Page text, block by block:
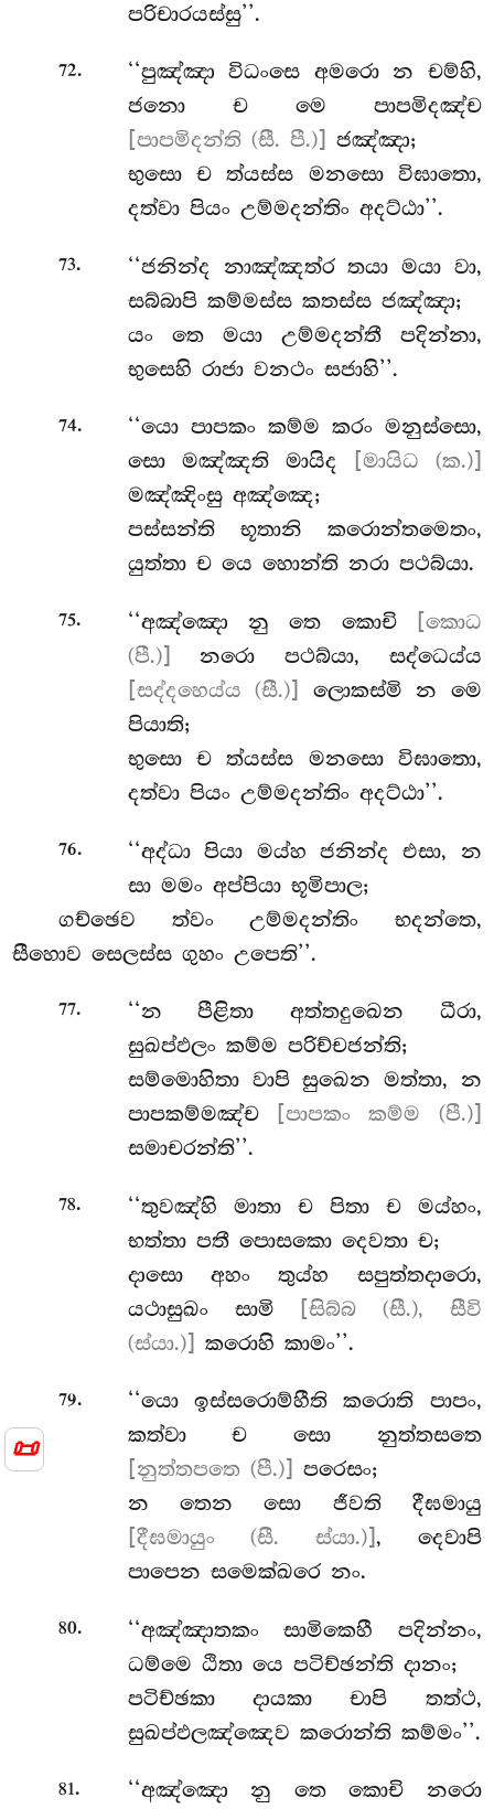
📜
පරිචාරයස්සු’’.
72.
‘‘පුඤ්ඤා විධංසෙ අමරො න චම්හි,
ජනො ච මෙ පාපමිදඤ්ච
[පාපමිදන්ති (සී. පී.)]
ජඤ්ඤා;
භුසො ච ත්යස්ස මනසො විඝාතො,
දත්වා පියං උම්මදන්තිං අදට්ඨා’’.
73.
‘‘ජනින්ද නාඤ්ඤත්ර තයා මයා වා,
සබ්බාපි කම්මස්ස කතස්ස ජඤ්ඤා;
යං තෙ මයා උම්මදන්තී පදින්නා,
භුසෙහි රාජා වනථං සජාහි’’.
74.
‘‘යො පාපකං කම්ම කරං මනුස්සො,
සො මඤ්ඤති මායිද
[මායිධ (ක.)]
මඤ්ඤිංසු අඤ්ඤෙ;
පස්සන්ති භූතානි කරොන්තමෙතං,
යුත්තා ච යෙ හොන්ති නරා පථබ්යා.
75. ‘‘අඤ්ඤො නු තෙ කොචි
[කොධ
(පී.)]
නරො පථබ්යා, සද්ධෙය්ය
[සද්දහෙය්ය (සී.)]
ලොකස්මි න මෙ
පියාති;
භුසො ච ත්යස්ස මනසො විඝාතො,
දත්වා පියං උම්මදන්තිං අදට්ඨා’’.
76. ‘‘අද්ධාපියා මය්හ ජනින්ද එසා, න
සා මමං අප්පියා භූමිපාල;
ගච්ඡෙව ත්වං උම්මදන්තිං භදන්තෙ,
සීහොව සෙලස්ස ගුහං උපෙති’’.
77.
‘‘න පීළිතා අත්තදුඛෙන ධීරා,
සුඛප්ඵලං කම්ම පරිච්චජන්ති;
සම්මොහිතා වාපි සුඛෙන මත්තා, න
පාපකම්මඤ්ච
[පාපකං කම්ම (පී.)]
සමාචරන්ති’’.
78.
‘‘තුවඤ්හි මාතා ච පිතා ච මය්හං,
භත්තා පතී පොසකො දෙවතා ච;
දාසො අහං තුය්හ සපුත්තදාරො,
යථාසුඛං සාමි
[සිබ්බ (සී.), සීවි
(ස්යා.)] කරොහි කාමං’’.
79.
‘‘යො ඉස්සරොම්හීති කරොති පාපං,
කත්වාච සො නුත්තසතෙ
[නුත්තපතෙ (පී.)]
පරෙසං;
න තෙන සො ජීවති දීඝමායු
[දීඝමායුං (සී. ස්යා.)], දෙවාපි
පාපෙන සමෙක්ඛරෙ නං.
80.
‘‘අඤ්ඤාතකං සාමිකෙහී පදින්නං,
ධම්මෙ ඨිතා යෙ පටිච්ඡන්ති දානං;
පටිච්ඡකා දායකා චාපි තත්ථ,
සුඛප්ඵලඤ්ඤෙව කරොන්ති කම්මං’’.
81. ‘‘අඤ්ඤොනු තෙ කොචි නරො